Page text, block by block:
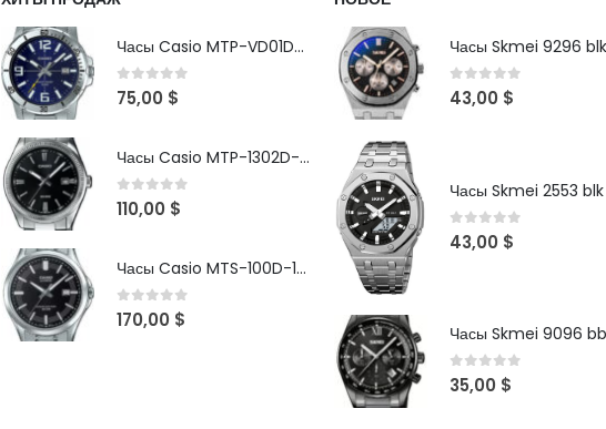
Часы Casio MTP-VD01D-2B
0out of 5
75,00 $
Часы Casio MTP-1302D-1A1VDF
0out of 5
110,00 $
Часы Casio MTS-100D-1AV
0out of 5
170,00 $
Часы Skmei 9296 blk
0 out of 5
43,00 $
Часы Skmei 2553 blk
0 out of 5
43,00 $
Часы Skmei 9096 bb
0out of 5
35,00 $